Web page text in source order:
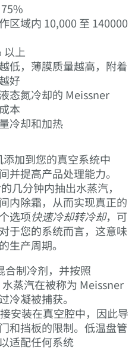
区域内 10,000 至 140000
以上
低，薄膜质量越高，附着
好
态氮冷却的 Meissner
本
冷却和加热
加到您的真空系统中
并提高产品处理能力。
分钟内抽出水蒸汽，
内除霜，从而实现真正的
选项快速冷却转冷却，可
于您的系统而言，这意味
生产周期。
合制冷剂，并按照
蒸汽在被称为 Meissner
冷凝被捕获。
安装在真空腔中，因此导
和挡板的限制。低温盘管
适配任何系统